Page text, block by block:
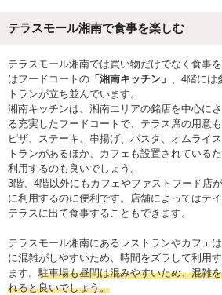
テラスモール湘南で食事を楽しむ
テラスモール湘南では買い物だけでなく食事
はフードコートの 「湘南キッチン」 、4階には
トランが立ち並んでいます。
湘南キッチンは、湘南エリアの銘店を中心に
る充実したフードコートで、テラス席の用意
ピザ、ステーキ、串揚げ、パスタ、オムライ
トランがあるほか、カフェも設置されている
利用するのも良いでしょう。
3階、4階以外にもカフェやファストフード店
に利用するのに便利です。店舗によってはテ
テラスに出て食事することもできます。
テラスモール湘南にあるレストランやカフェ
に混雑がしやすいため、時間をズラして利用
ます。駐車場も昼間は混みやすいため、混雑
れると良いでしょう。